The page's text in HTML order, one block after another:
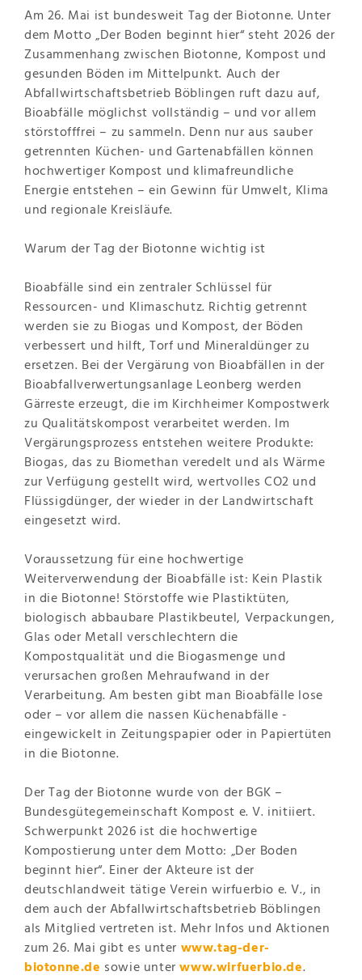
Am 26. Mai ist bundesweit Tag der Biotonne. Unter
dem Motto „Der Boden beginnt hier“ steht 2026 der
Zusammenhang zwischen Biotonne, Kompost und
gesunden Böden im Mittelpunkt. Auch der
Abfallwirtschaftsbetrieb Böblingen ruft dazu auf,
Bioabfälle möglichst vollständig – und vor allem
störstofffrei – zu sammeln. Denn nur aus sauber
getrennten Küchen- und Gartenabfällen können
hochwertiger Kompost und klimafreundliche
Energie entstehen – ein Gewinn für Umwelt, Klima
und regionale Kreisläufe.
Warum der Tag der Biotonne wichtig ist
Bioabfälle sind ein zentraler Schlüssel für
Ressourcen- und Klimaschutz. Richtig getrennt
werden sie zu Biogas und Kompost, der Böden
verbessert und hilft, Torf und Mineraldünger zu
ersetzen. Bei der Vergärung von Bioabfällen in der
Bioabfallverwertungsanlage Leonberg werden
Gärreste erzeugt, die im Kirchheimer Kompostwerk
zu Qualitätskompost verarbeitet werden. Im
Vergärungsprozess entstehen weitere Produkte:
Biogas, das zu Biomethan veredelt und als Wärme
zur Verfügung gestellt wird, wertvolles CO2 und
Flüssigdünger, der wieder in der Landwirtschaft
eingesetzt wird.
Voraussetzung für eine hochwertige
Weiterverwendung der Bioabfälle ist: Kein Plastik
in die Biotonne! Störstoffe wie Plastiktüten,
biologisch abbaubare Plastikbeutel, Verpackungen,
Glas oder Metall verschlechtern die
Kompostqualität und die Biogasmenge und
verursachen großen Mehraufwand in der
Verarbeitung. Am besten gibt man Bioabfälle lose
oder – vor allem die nassen Küchenabfälle -
eingewickelt in Zeitungspapier oder in Papiertüten
in die Biotonne.
Der Tag der Biotonne wurde von der BGK –
Bundesgütegemeinschaft Kompost e. V. initiiert.
Schwerpunkt 2026 ist die hochwertige
Kompostierung unter dem Motto: „Der Boden
beginnt hier“. Einer der Akteure ist der
deutschlandweit tätige Verein wirfuerbio e. V., in
dem auch der Abfallwirtschaftsbetrieb Böblingen
als Mitglied vertreten ist. Mehr Infos und Aktionen
zum 26. Mai gibt es unter www.tag-der-
biotonne.de sowie unterwww.wirfuerbio.de.